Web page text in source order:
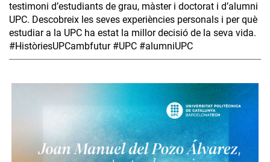
testimoni d’estudiants de grau, màster i doctorat i d’alumni
UPC. Descobreix les seves experiències personals i per què
estudiar a la UPC ha estat la millor decisió de la seva vida.
#HistòriesUPCambfutur #UPC #alumniUPC